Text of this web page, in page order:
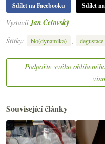
Sdílet na Facebooku Sdílet
Vystavil Jan Čeřovský
Štítky:
bio(dynamika) , degustace
Podpořte svého
Související články